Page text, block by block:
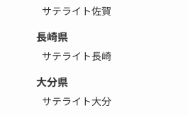
サテライト佐賀
長崎県
サテライト長崎
大分県
サテライト大分